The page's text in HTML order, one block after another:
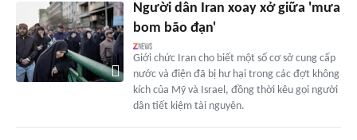
Người dân Iran xoay xở giữa 'mưa
bom bão đạn'
Giới chức Iran cho biết một số cơ sở cung cấp
nước và điện đã bị hư hại trong các đợt không
kích của Mỹ và Israel, đồng thời kêu gọi người
dân tiết kiệm tài nguyên.